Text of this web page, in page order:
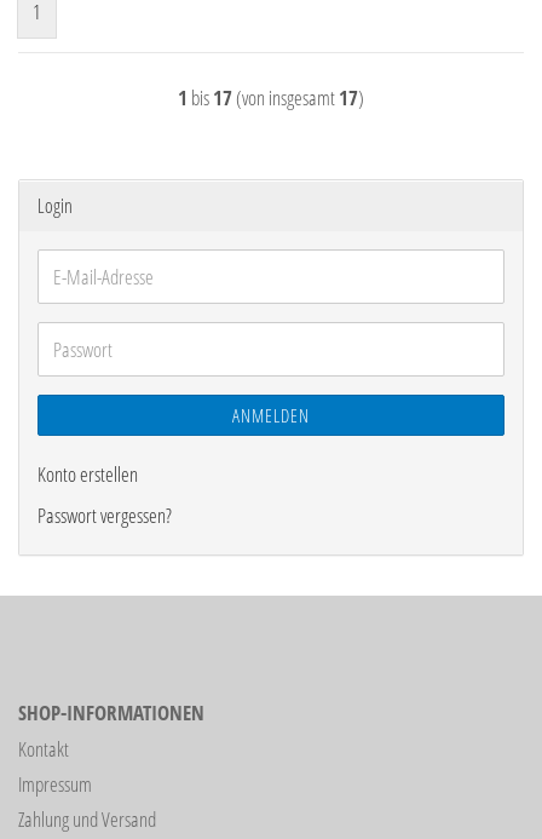
1
1 bis17(von insgesamt17)
Login
E-
Mail-
Adresse
Passwort
ANMELDEN
Konto erstellen
Passwort vergessen?
SHOP-INFORMATIONEN
Kontakt
Impressum
Zahlung und Versand